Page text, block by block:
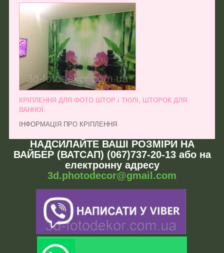
КРІПЛЕННЯ ДЛЯ ФОТО ШТОР і ТЮЛІ, ШТОРОК ДЛЯ
ВАННОЇ
ІНФОРМАЦІЯ ПРО КРІПЛЕННЯ
НАДСИЛАЙТЕ ВАШІ РОЗМІРИ НА
ВАЙБЕР (ВАТСАП) (067)737-20-13 або на
електронну адресу
3d.photodecor@gmail.com